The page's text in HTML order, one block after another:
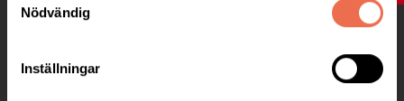
Nödvändig
Inställningar